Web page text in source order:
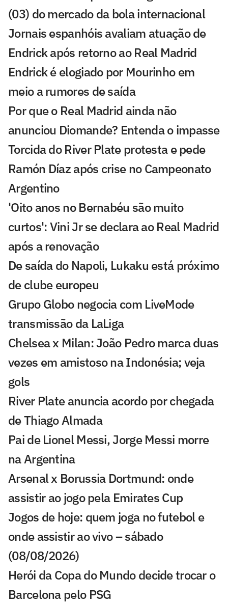
(03) do mercado da bola internacional
Jornais espanhóis avaliam atuação de
Endrick após retorno ao Real Madrid
Endrick é elogiado por Mourinho em
meio a rumores de saída
Por que o Real Madrid ainda não
anunciou Diomande? Entenda o impasse
Torcida do River Plate protesta e pede
Ramón Díaz após crise no Campeonato
Argentino
'Oito anos no Bernabéu são muito
curtos': Vini Jr se declara ao Real Madrid
após a renovação
De saída do Napoli, Lukaku está próximo
de clube europeu
Grupo Globo negocia com LiveMode
transmissão da LaLiga
Chelsea x Milan: João Pedro marca duas
vezes em amistoso na Indonésia; veja
gols
River Plate anuncia acordo por chegada
de Thiago Almada
Pai de Lionel Messi, Jorge Messi morre
na Argentina
Arsenal x Borussia Dortmund: onde
assistir ao jogo pela Emirates Cup
Jogos de hoje: quem joga no futebol e
onde assistir ao vivo – sábado
(08/08/2026)
Herói da Copa do Mundo decide trocar o
Barcelona pelo PSG